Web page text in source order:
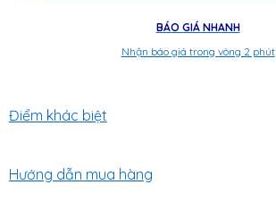
BÁO GIÁ NHANH
Nhận báo giá trong vòng 2 phút
Điểm khác biệt
Hướng dẫn mua hàng